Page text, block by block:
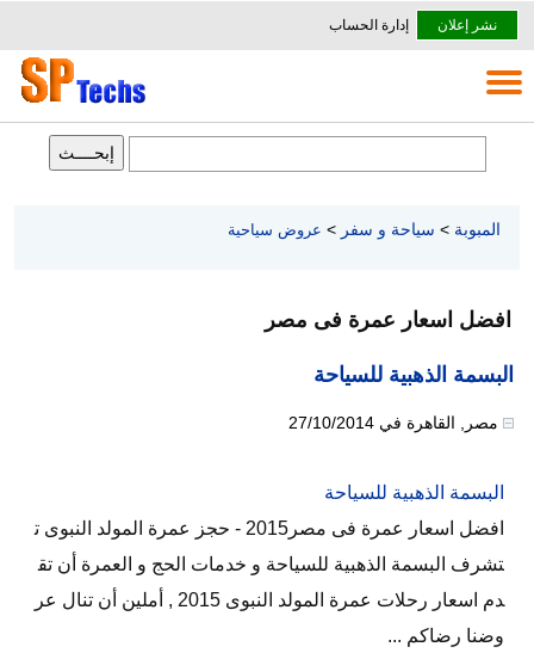
نشر إعلان إدارة الحساب
المبوبة > سياحة و سفر > عروض سياحية
افضل اسعار عمرة فى مصر
البسمة الذهبية للسياحة
مصر القاهرة في 27/10/2014
البسمة الذهبية للسياحة
افضل اسعار عمرة فى مصر2015 - حجز عمرة المولد النبوى ت
تشرف البسمة الذهبية للسياحة و خدمات الحج و العمرة أن تق
دم اسعار رحلات عمرة المولد النبوى 2015 , أملين أن تنال عر
وضنا رضاكم ...